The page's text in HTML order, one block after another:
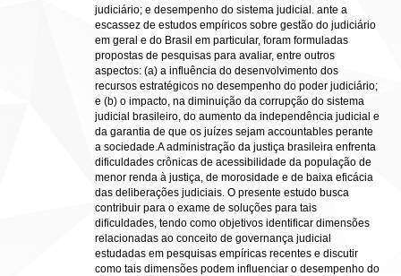
judiciário; e desempenho do sistema judicial. ante a
escassez de estudos empíricos sobre gestão do judiciário
em geral e do Brasil em particular, foram formuladas
propostas de pesquisas para avaliar, entre outros
aspectos: (a) a influência do desenvolvimento dos
recursos estratégicos no desempenho do poder judiciário;
e (b) o impacto, na diminuição da corrupção do sistema
judicial brasileiro, do aumento da independência judicial e
da garantia de que os juízes sejam accountables perante
a sociedade.A administração da justiça brasileira enfrenta
dificuldades crônicas de acessibilidade da população de
menor renda à justiça, de morosidade e de baixa eficácia
das deliberações judiciais. O presente estudo busca
contribuir para o exame de soluções para tais
dificuldades, tendo como objetivos identificar dimensões
relacionadas ao conceito de governança judicial
estudadas em pesquisas empíricas recentes e discutir
como tais dimensões podem influenciar o desempenho do